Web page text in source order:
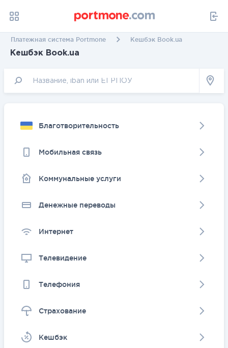
Платежная система Portmone Кешбэк Book.ua
Кешбэк Book.ua
Благотворительность
Мобильная связь
Коммунальные услуги
Денежные переводы
Интернет
Телевидение
Телефония
Страхование
Kешбэк